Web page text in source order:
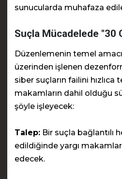
sunucularda muhafaza
Suçla Mücadelede "30
Düzenlemenin temel
üzerinden işlenen
siber suçların failini
makamların dahil olduğu
şöyle işleyecek:
Talep: Bir suçla bağlantılı
edildiğinde yargı
edecek.